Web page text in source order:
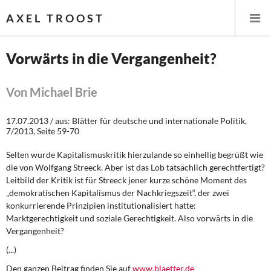
AXEL TROOST
Wirtschaftspolitik
Steuer- und Finanzpolitik
Öffentliche Infrastruktur und Daseinsvorsorge
Vorwärts in die Vergangenheit?
Von Michael Brie
17.07.2013 / aus: Blätter für deutsche und internationale Politik,
7/2013, Seite 59-70
Selten wurde Kapitalismuskritik hierzulande so einhellig begrüßt wie
die von Wolfgang Streeck. Aber ist das Lob tatsächlich gerechtfertigt?
Leitbild der Kritik ist für Streeck jener kurze schöne Moment des
„demokratischen Kapitalismus der Nachkriegszeit“, der zwei
konkurrierende Prinzipien institutionalisiert hatte:
Marktgerechtigkeit und soziale Gerechtigkeit. Also vorwärts in die
Vergangenheit?
(...)
Den ganzen Beitrag finden Sie aufwww.blaetter.de